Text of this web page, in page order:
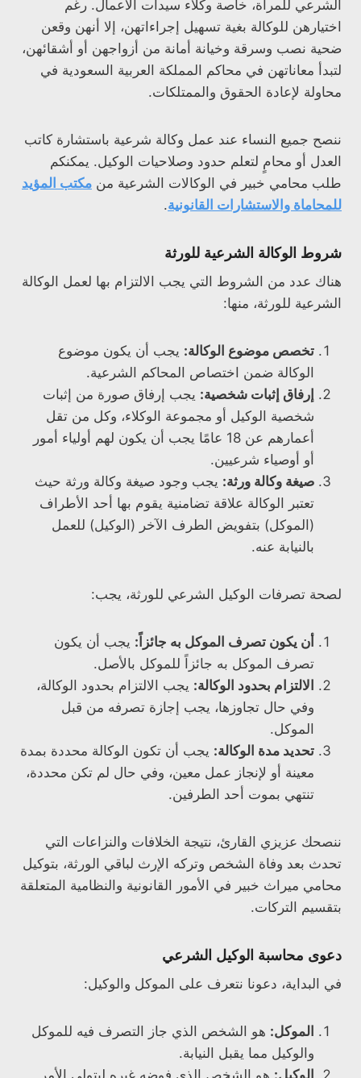
الشرعي للمرأة، خاصة وكلاء سيدات الأعمال. رغم
اختيارهن للوكالة بغية تسهيل إجراءاتهن، إلا أنهن وقعن
ضحية نصب وسرقة وخيانة أمانة من أزواجهن أو أشقائهن،
لتبدأ معاناتهن في محاكم المملكة العربية السعودية في
محاولة لإعادة الحقوق والممتلكات.
ننصح جميع النساء عند عمل وكالة شرعية باستشارة كاتب
العدل أو محامٍ لتعلم حدود وصلاحيات الوكيل. يمكنكم
طلب محامي خبير في الوكالات الشرعية من مكتب المؤيد
للمحاماة والاستشارات القانونية.
شروط الوكالة الشرعية للورثة
هناك عدد من الشروط التي يجب الالتزام بها لعمل الوكالة
الشرعية للورثة، منها:
تخصص موضوع الوكالة: يجب أن يكون موضوع
الوكالة ضمن اختصاص المحاكم الشرعية.
إرفاق إثبات شخصية: يجب إرفاق صورة من إثبات
شخصية الوكيل أو مجموعة الوكلاء، وكل من تقل
أعمارهم عن 18 عامًا يجب أن يكون لهم أولياء أمور
أو أوصياء شرعيين.
صيغة وكالة ورثة: يجب وجود صيغة وكالة ورثة حيث
تعتبر الوكالة علاقة تضامنية يقوم بها أحد الأطراف
(الموكل) بتفويض الطرف الآخر (الوكيل) للعمل
بالنيابة عنه.
لصحة تصرفات الوكيل الشرعي للورثة، يجب:
أن يكون تصرف الموكل به جائزاً: يجب أن يكون
تصرف الموكل به جائزاً للموكل بالأصل.
الالتزام بحدود الوكالة: يجب الالتزام بحدود الوكالة،
وفي حال تجاوزها، يجب إجازة تصرفه من قبل
الموكل.
تحديد مدة الوكالة: يجب أن تكون الوكالة محددة بمدة
معينة أو لإنجاز عمل معين، وفي حال لم تكن محددة،
تنتهي بموت أحد الطرفين.
ننصحك عزيزي القارئ، نتيجة الخلافات والنزاعات التي
تحدث بعد وفاة الشخص وتركه الإرث لباقي الورثة، بتوكيل
محامي ميراث خبير في الأمور القانونية والنظامية المتعلقة
بتقسيم التركات.
دعوى محاسبة الوكيل الشرعي
في البداية، دعونا نتعرف على الموكل والوكيل:
الموكل: هو الشخص الذي جاز التصرف فيه للموكل
والوكيل مما يقبل النيابة.
الوكيل: هو الشخص الذي فوضه غيره ليتولى الأمر